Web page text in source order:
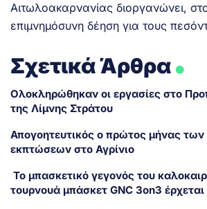
Αιτωλοακαρνανίας διοργανώνει,
επιμνημόσυνη δέηση για τους
Σχετικά Άρθρα.
Ολοκληρώθηκαν οι εργασίες στο
της Λίμνης Στράτου
Απογοητευτικός ο πρώτος μήνας των
εκπτώσεων στο Αγρίνιο
Το μπασκετικό γεγονός του
τουρνουά μπάσκετ GNC 3on3